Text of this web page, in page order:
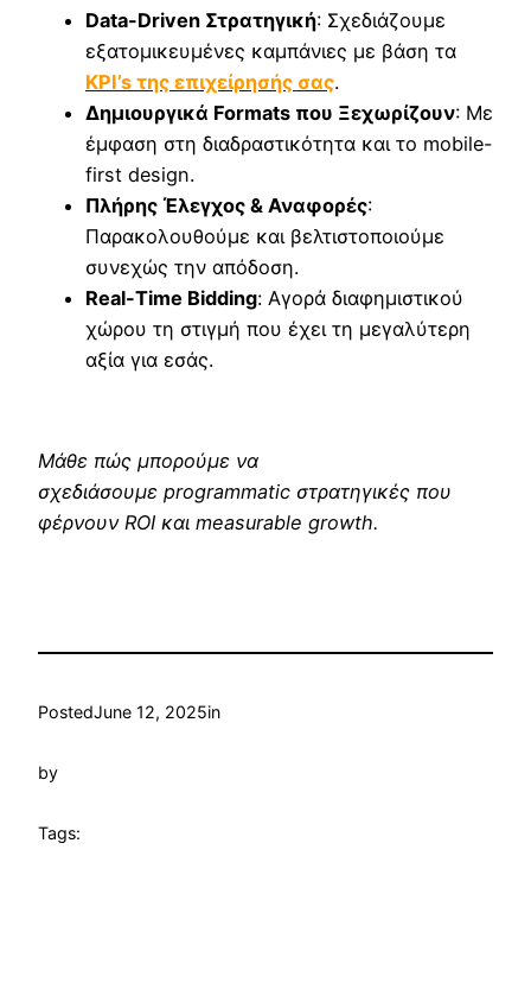
Data-Driven Στρατηγική: Σχεδιάζουμε
εξατομικευμένες καμπάνιες με βάση τα
KPI’s της επιχείρησής σας.
Δημιουργικά Formats που Ξεχωρίζουν: Με
έμφαση στη διαδραστικότητα και το mobile-
first design.
Πλήρης Έλεγχος & Αναφορές:
Παρακολουθούμε και βελτιστοποιούμε
συνεχώς την απόδοση.
Real-Time Bidding: Αγορά διαφημιστικού
χώρου τη στιγμή που έχει τη μεγαλύτερη
αξία για εσάς.
Μάθε πώς μπορούμε να
σχεδιάσουμε programmatic στρατηγικές που
φέρνουν ROI και measurable growth.
PostedJune 12, 2025in
by
Tags: